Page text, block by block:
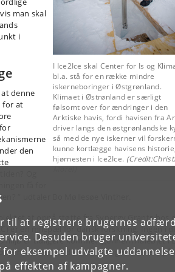
at registrere brugernes
Desuden bruger
eksempel udvalgte
effekten af kampagner.
I Ice2Ice skal Center for Is og
bl.a. stå for en række mindre
iskerneboringer i Østgrønland.
Klimaet i Østrønland er særligt
følsomt over for ændringer i den
Arktiske havis, fordi havisen fra
driver langs den østgrønlandske
så med de nye iskerner vil
kunne kortlægge havisens
hjørnesten i Ice2Ice.
Morel)
man skal
i
denne
for at
den
” udtaler Bo Møllesøe Vinther.
at opnå støtte fra Synergy Grants hos
er en milepæl for dansk forskning. Ingen i
er tidligere kommet igennem nåleøjet i
Institutets andel af bevillingen vil være på